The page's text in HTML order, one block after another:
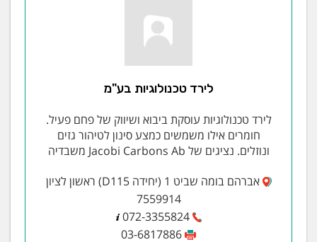
לירד טכנולוגיות בע"מ
לירד טכנולוגיות עוסקת ביבוא ושיווק של פחם פעיל.
חומרים אילו משמשים כמצע סינון לטיהור גזים
ונוזלים. נציגים של Jacobi Carbons Ab משבדיה
אברהם בומה שביט 1 (יחידה D115) ראשון לציון
7559914
072-3355824
03-6817886